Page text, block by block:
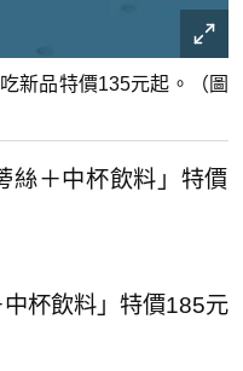
新品特價135元起。（圖
絲＋中杯飲料」特價
中杯飲料」特價185元